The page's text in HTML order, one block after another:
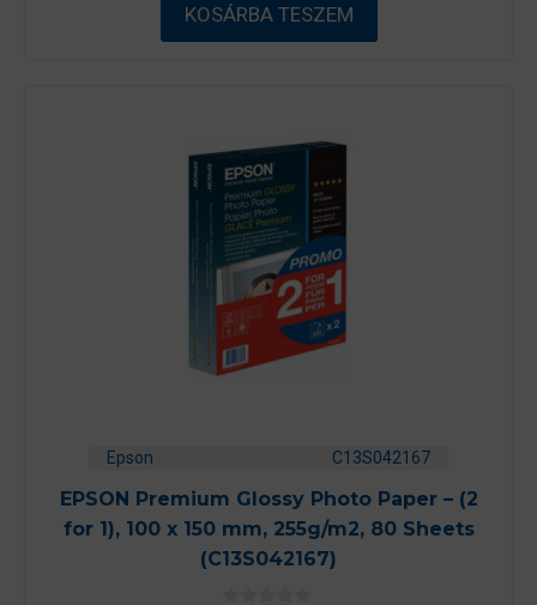
l
KOSÁRBA TESZEM
Epson C13S042167
EPSON Premium Glossy Photo Paper – (2
for 1), 100 x 150 mm, 255g/m2, 80 Sheets
(C13S042167)